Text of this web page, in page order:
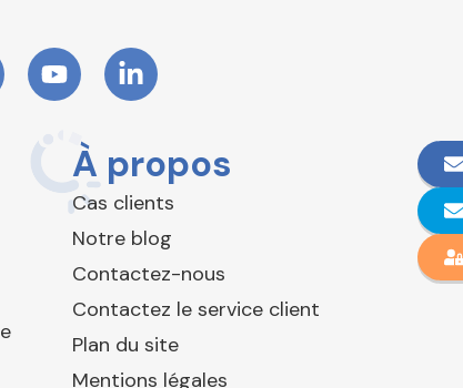
À propos
Cas clients
Notre blog
Contactez-nous
Contactez le service client
Plan du site
Mentions légales